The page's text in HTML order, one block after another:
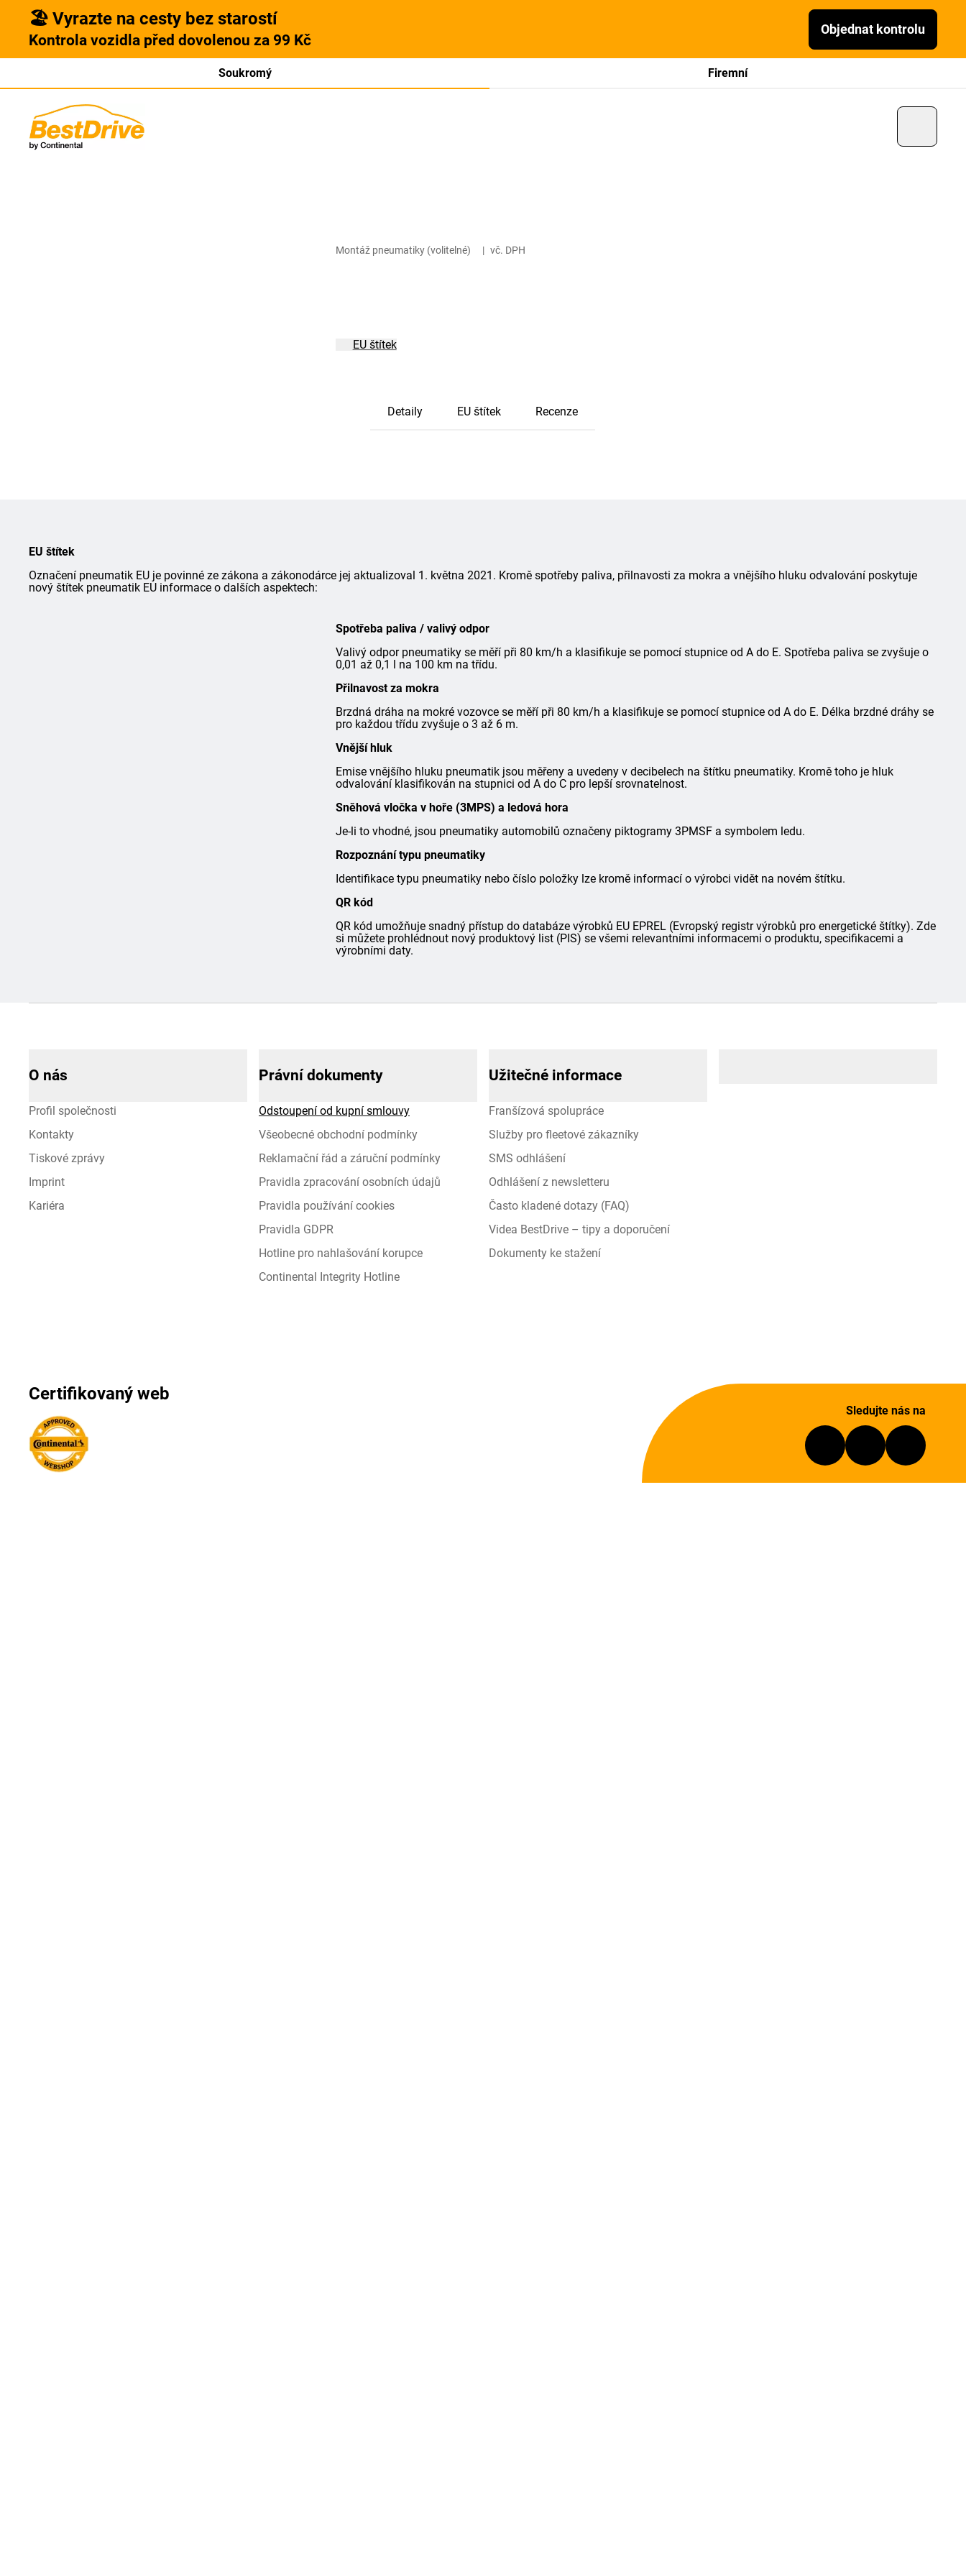
🏖️ Vyrazte na cesty bez starostí
Kontrola vozidla před dovolenou za 99 Kč
Objednat kontrolu
Soukromý Firemní
Montáž pneumatiky (volitelné) | vč. DPH
EU štítek
Detaily EU štítek Recenze
EU štítek
Označení pneumatik EU je povinné ze zákona a zákonodárce jej aktualizoval 1. května 2021. Kromě spotřeby paliva, přilnavosti za mokra a vnějšího hluku odvalování poskytuje
nový štítek pneumatik EU informace o dalších aspektech:
Spotřeba paliva / valivý odpor
Valivý odpor pneumatiky se měří při 80 km/h a klasifikuje se pomocí stupnice od A do E. Spotřeba paliva se zvyšuje o
0,01 až 0,1 l na 100 km na třídu.
Přilnavost za mokra
Brzdná dráha na mokré vozovce se měří při 80 km/h a klasifikuje se pomocí stupnice od A do E. Délka brzdné dráhy se
pro každou třídu zvyšuje o 3 až 6 m.
Vnější hluk
Emise vnějšího hluku pneumatik jsou měřeny a uvedeny v decibelech na štítku pneumatiky. Kromě toho je hluk
odvalování klasifikován na stupnici od A do C pro lepší srovnatelnost.
Sněhová vločka v hoře (3MPS) a ledová hora
Je-li to vhodné, jsou pneumatiky automobilů označeny piktogramy 3PMSF a symbolem ledu.
Rozpoznání typu pneumatiky
Identifikace typu pneumatiky nebo číslo položky lze kromě informací o výrobci vidět na novém štítku.
QR kód
QR kód umožňuje snadný přístup do databáze výrobků EU EPREL (Evropský registr výrobků pro energetické štítky). Zde
si můžete prohlédnout nový produktový list (PIS) se všemi relevantními informacemi o produktu, specifikacemi a
výrobními daty.
O nás
Profil společnosti
Kontakty
Tiskové zprávy
Imprint
Kariéra
Právní dokumenty
Odstoupení od kupní smlouvy
Všeobecné obchodní podmínky
Reklamační řád a záruční podmínky
Pravidla zpracování osobních údajů
Pravidla používání cookies
Pravidla GDPR
Hotline pro nahlašování korupce
Continental Integrity Hotline
Užitečné informace
Franšízová spolupráce
Služby pro fleetové zákazníky
SMS odhlášení
Odhlášení z newsletteru
Často kladené dotazy (FAQ)
Videa BestDrive – tipy a doporučení
Dokumenty ke stažení
Certifikovaný web
Sledujte nás na